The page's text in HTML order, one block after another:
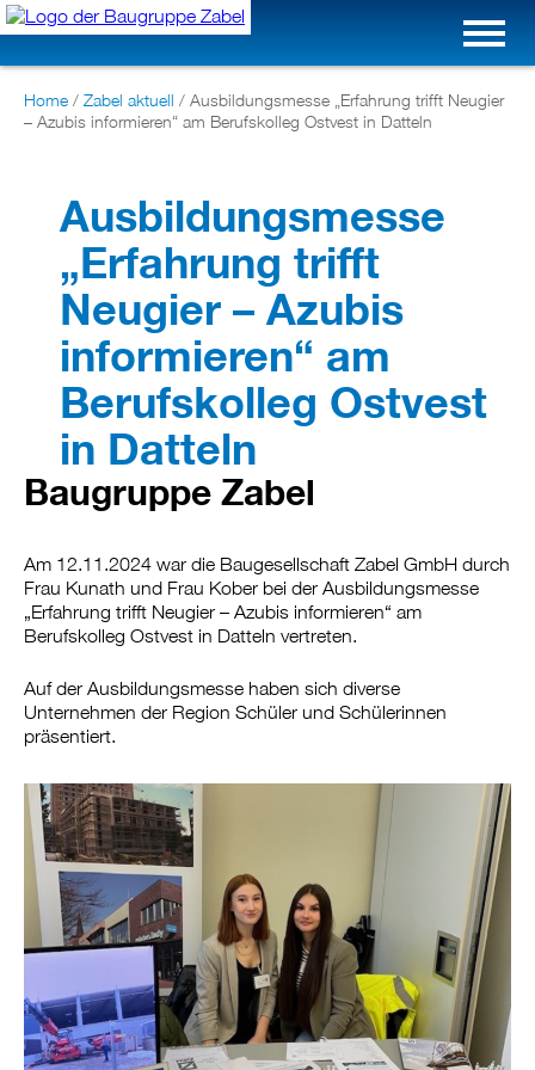
Home / Zabel aktuell / Ausbildungsmesse „Erfahrung trifft Neugier
– Azubis informieren“ am Berufskolleg Ostvest in Datteln
Ausbildungsmesse
„Erfahrung trifft
Neugier – Azubis
informieren“ am
Berufskolleg Ostvest
in Datteln
Baugruppe Zabel
Am 12.11.2024 war die Baugesellschaft Zabel GmbH durch
Frau Kunath und Frau Kober bei der Ausbildungsmesse
„Erfahrung trifft Neugier – Azubis informieren“ am
Berufskolleg Ostvest in Datteln vertreten.
Auf der Ausbildungsmesse haben sich diverse
Unternehmen der Region Schüler und Schülerinnen
präsentiert.